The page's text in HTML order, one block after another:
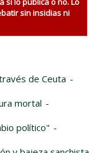
sin insidias ni
de Ceuta -
mortal -
político" -